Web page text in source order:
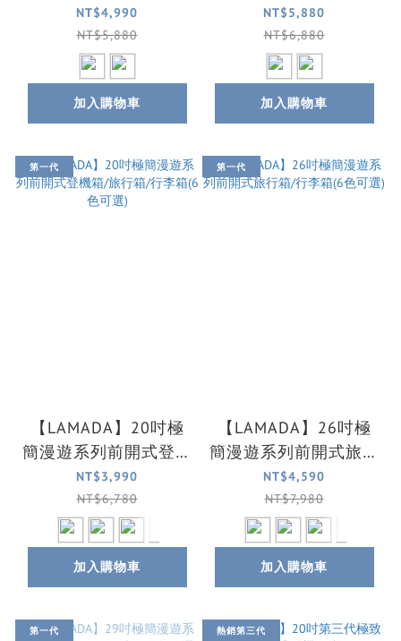
登機箱/行李箱(2色可
選)
NT$4,990
NT$5,880
加入購物車
登機箱/行李箱(2色可
選)
NT$5,880
NT$6,880
加入購物車
第一代
【LAMADA】20吋極
簡漫遊系列前開式登機
箱/旅行箱/行李箱(6色
可選)
NT$3,990
NT$6,780
加入購物車
第一代
【LAMADA】26吋極
簡漫遊系列前開式旅行
箱/行李箱(6色可選)
NT$4,590
NT$7,980
加入購物車
第一代 熱銷第三代